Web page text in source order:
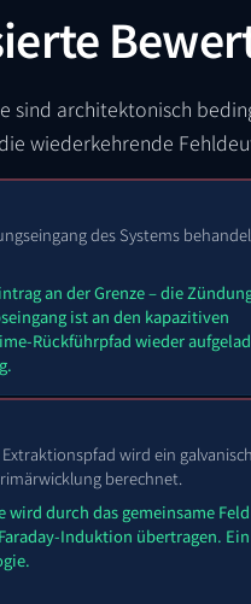
sind architektonisch
wiederkehrende
des Systems
an der Grenze – die
ist an den kapazitiven
Rückführpfad wieder
wird ein
berechnet.
durch das gemeinsame Feld
Induktion übertragen. Ein